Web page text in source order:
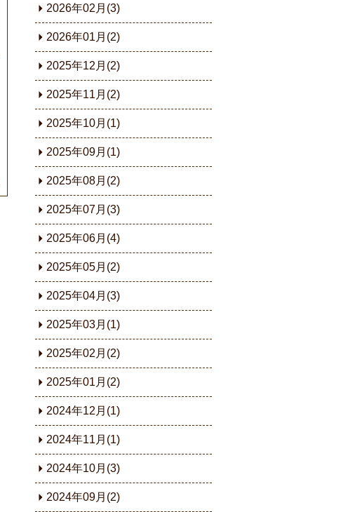
2026年02月(3)
2026年01月(2)
2025年12月(2)
2025年11月(2)
2025年10月(1)
2025年09月(1)
2025年08月(2)
2025年07月(3)
2025年06月(4)
2025年05月(2)
2025年04月(3)
2025年03月(1)
2025年02月(2)
2025年01月(2)
2024年12月(1)
2024年11月(1)
2024年10月(3)
2024年09月(2)